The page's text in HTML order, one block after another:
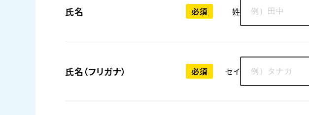
氏名 必須 姓
氏名（フリガナ） 必須 セイ